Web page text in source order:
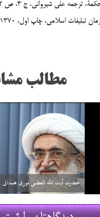
مطالب
خداوند نمي‌خواهد بيش از واجبات
بر خود واجب كني…
2 اسفند 96